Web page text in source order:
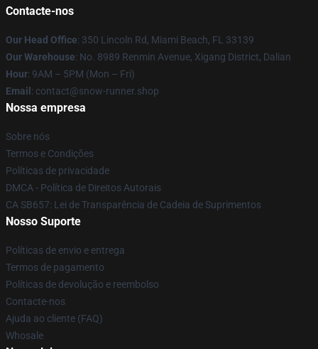
Contacte-nos
Our Head Office: 350 Lincoln Rd, Miami Beach, FL 33139
Our Warehouse: No. 8989 Renmin Avenue, Xigang District, Dalian
Hour: 9AM – 5PM (Mon – Fri)
Email : contact@snow-runner.shop
Nossa empresa
Sobre nós
Termos e Condições
Políticas de privacidade
DMCA - Política de Direitos Autorais
CA SB657: Lei de Transparência de Cadeia de Suprimentos
Nosso Suporte
Políticas de envio e entrega
Termos de pagamento
Políticas de devolução e reembolso
Contacte-nos
Ajuda ao cliente (FAQ)
Whosale